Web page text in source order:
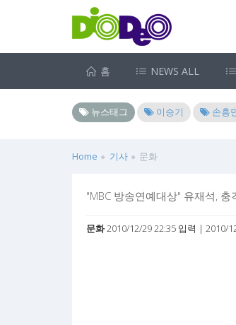
홈 NEWS ALL
뉴스태그 이승기 손흥
Home 기사 문화
"MBC 방송연예대상" 유재석,
문화2010/12/29 22:35 입력 | 2010/